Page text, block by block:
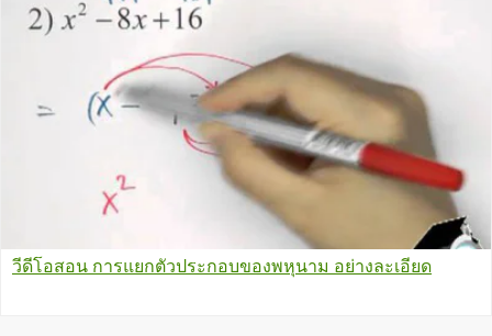
วีดีโอสอน การแยกตัวประกอบของพหุนาม อย่างละเอียด